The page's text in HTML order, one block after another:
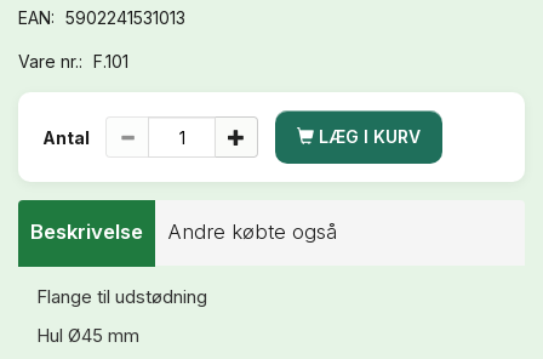
EAN: 5902241531013
Vare nr.: F.101
Antal LÆG I KURV
Beskrivelse Andre købte også
Flange til udstødning
Hul Ø45 mm